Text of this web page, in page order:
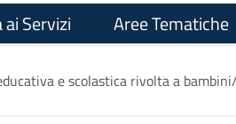
ai Servizi Aree Tematiche
e scolastica rivolta a